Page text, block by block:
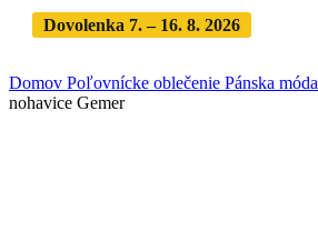
Dovolenka 7. – 16. 8. 2026
Domov Poľovnícke oblečenie Pánska móda
nohavice Gemer